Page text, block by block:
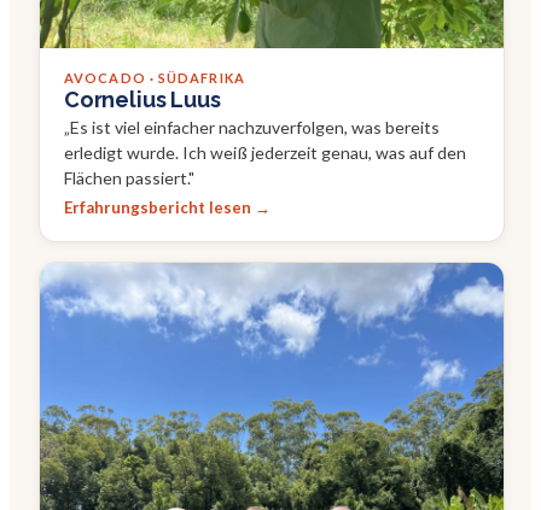
AVOCADO · SÜDAFRIKA
Cornelius Luus
„Es ist viel einfacher nachzuverfolgen, was bereits
erledigt wurde. Ich weiß jederzeit genau, was auf den
Flächen passiert."
Erfahrungsbericht lesen →